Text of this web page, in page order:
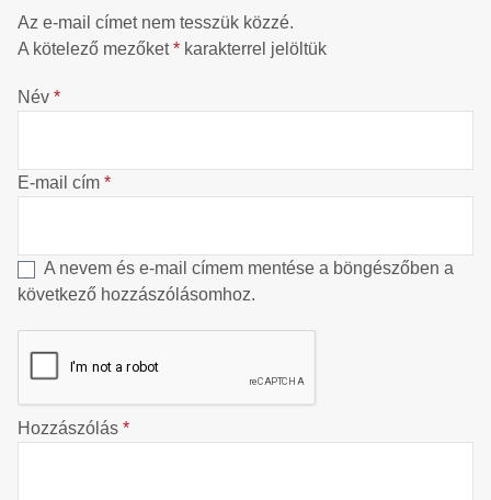
Az e-mail címet nem tesszük közzé.
A kötelező mezőket* karakterrel jelöltük
Név *
E-mail cím *
A nevem és e-mail címem mentése a böngészőben a
következő hozzászólásomhoz.
Hozzászólás *